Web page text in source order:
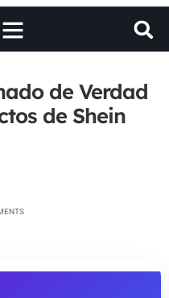
de Verdad
de Shein